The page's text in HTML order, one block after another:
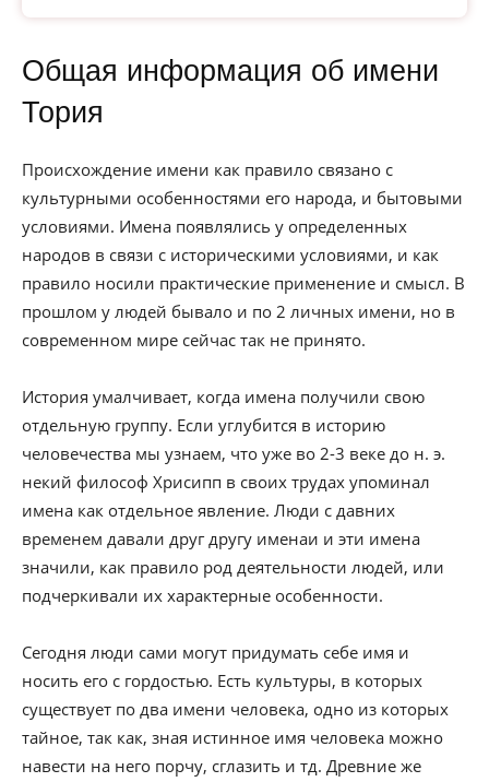
Общая информация об имени
Тория
Происхождение имени как правило связано с
культурными особенностями его народа, и бытовыми
условиями. Имена появлялись у определенных
народов в связи с историческими условиями, и как
правило носили практические применение и смысл. В
прошлом у людей бывало и по 2 личных имени, но в
современном мире сейчас так не принято.
История умалчивает, когда имена получили свою
отдельную группу. Если углубится в историю
человечества мы узнаем, что уже во 2-3 веке до н. э.
некий философ Хрисипп в своих трудах упоминал
имена как отдельное явление. Люди с давних
временем давали друг другу именаи и эти имена
значили, как правило род деятельности людей, или
подчеркивали их характерные особенности.
Сегодня люди сами могут придумать себе имя и
носить его с гордостью. Есть культуры, в которых
существует по два имени человека, одно из которых
тайное, так как, зная истинное имя человека можно
навести на него порчу, сглазить и тд. Древние же